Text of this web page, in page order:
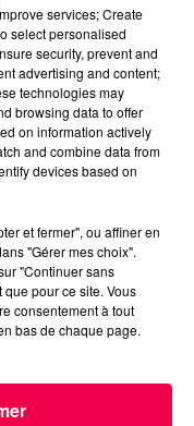
pour
assiettes en
services; Create
select personalised
security, prevent and
advertising and content;
technologies may
browsing data to offer
on information actively
and combine data from
devices based on
et fermer", ou affiner en
"Gérer mes choix".
"Continuer sans
pour ce site. Vous
consentement à tout
bas de chaque page.